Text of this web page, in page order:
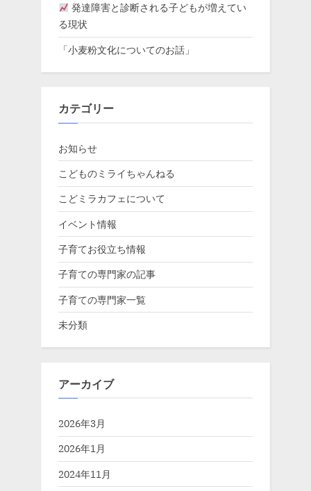
発達障害と診断される子どもが増えてい
る現状
「小麦粉文化についてのお話」
カテゴリー
お知らせ
こどものミライちゃんねる
こどミラカフェについて
イベント情報
子育てお役立ち情報
子育ての専門家の記事
子育ての専門家一覧
未分類
アーカイブ
2026年3月
2026年1月
2024年11月